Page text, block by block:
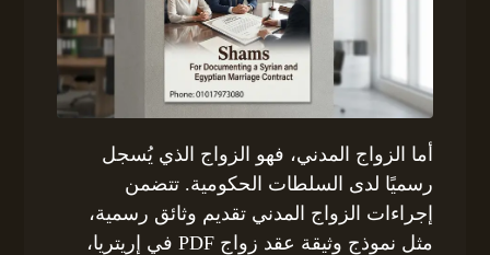
أما الزواج المدني، فهو الزواج الذي يُسجل
رسميًا لدى السلطات الحكومية. تتضمن
إجراءات الزواج المدني تقديم وثائق رسمية،
مثل نموذج وثيقة عقد زواج PDF في إريتريا،